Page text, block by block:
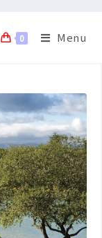
0 Menu